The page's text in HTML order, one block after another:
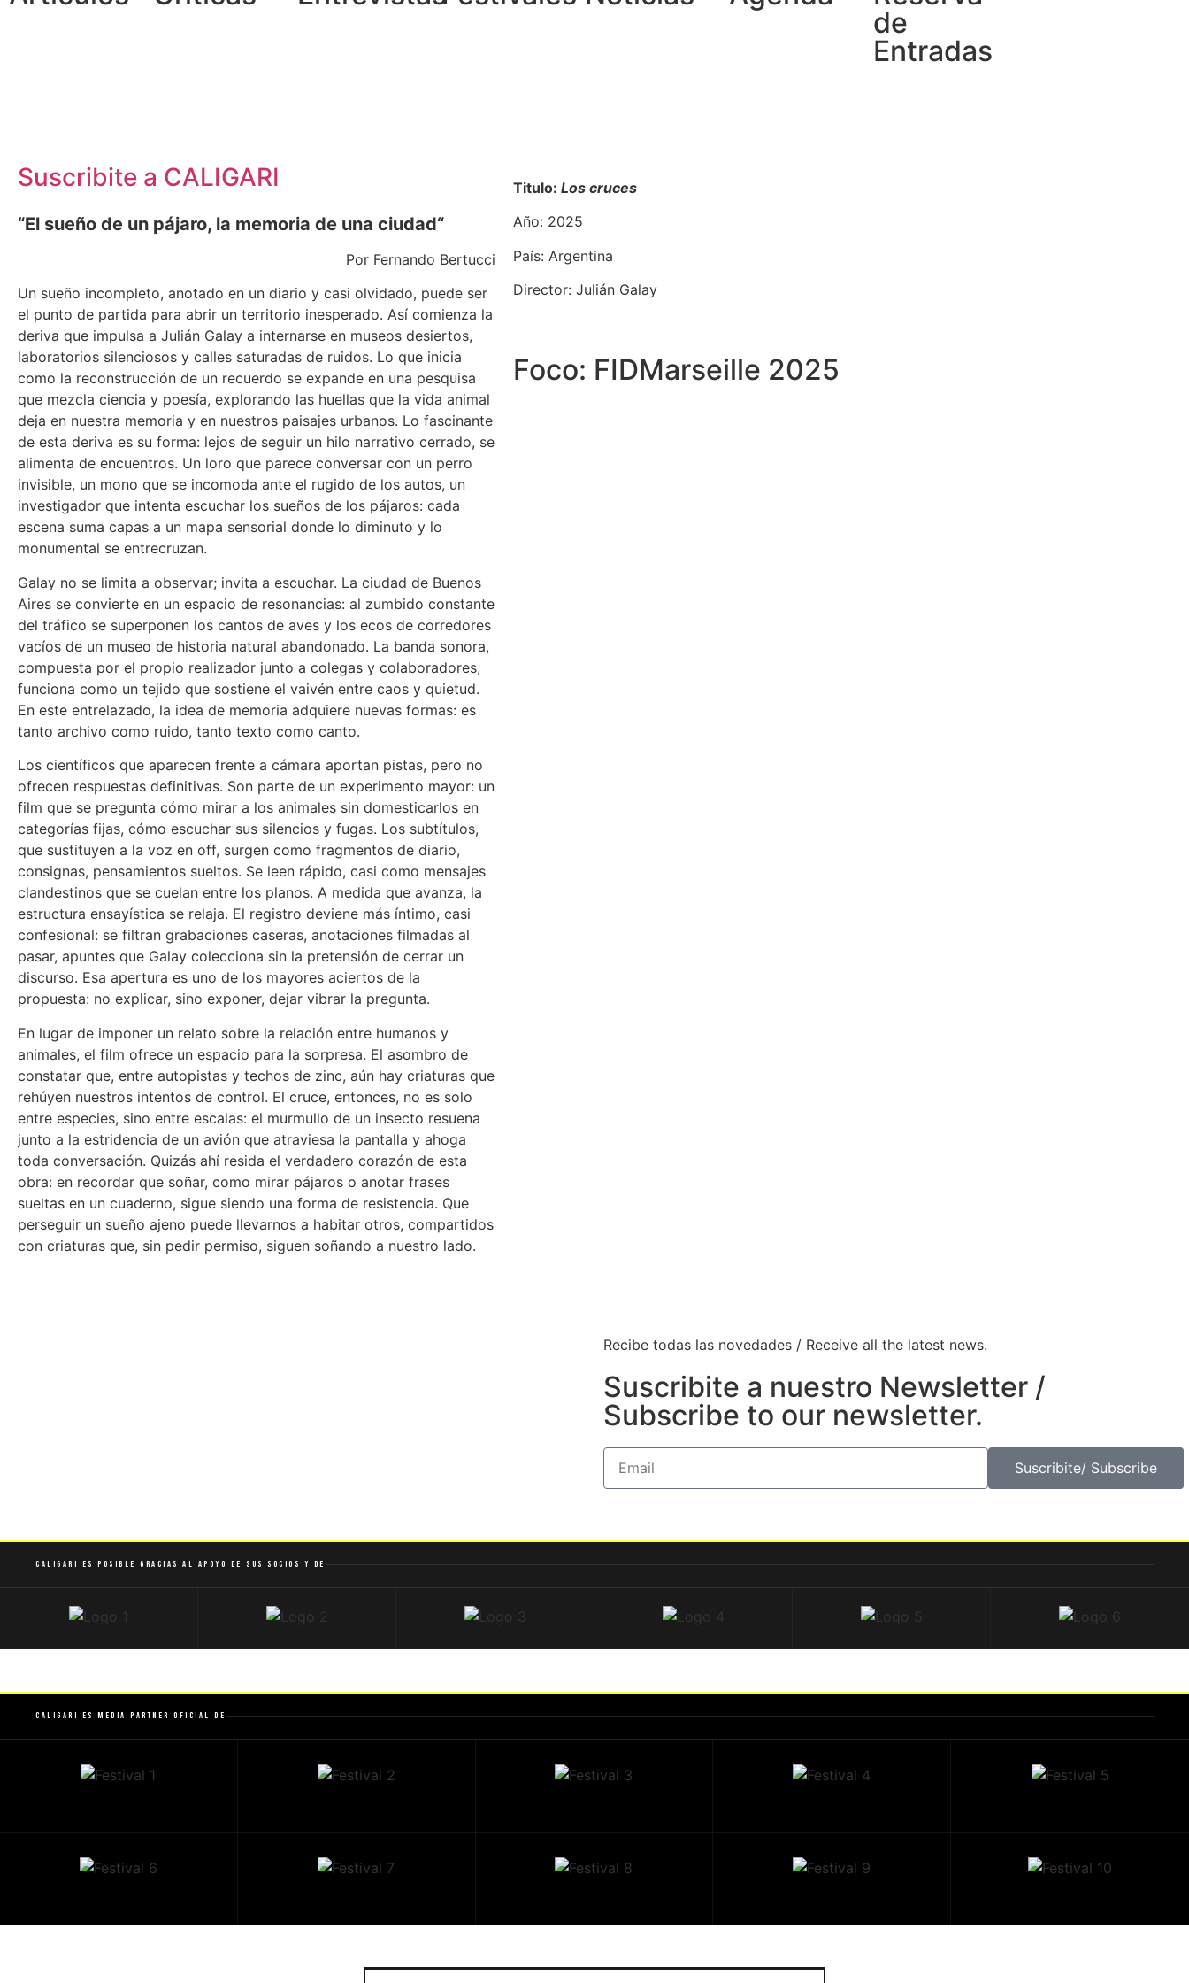
de
Entradas
Suscribite a CALIGARI
“El sueño de un pájaro, la memoria de una ciudad“
Por Fernando Bertucci
Un sueño incompleto, anotado en un diario y casi olvidado, puede ser
el punto de partida para abrir un territorio inesperado. Así comienza la
deriva que impulsa a Julián Galay a internarse en museos desiertos,
laboratorios silenciosos y calles saturadas de ruidos. Lo que inicia
como la reconstrucción de un recuerdo se expande en una pesquisa
que mezcla ciencia y poesía, explorando las huellas que la vida animal
deja en nuestra memoria y en nuestros paisajes urbanos. Lo fascinante
de esta deriva es su forma: lejos de seguir un hilo narrativo cerrado, se
alimenta de encuentros. Un loro que parece conversar con un perro
invisible, un mono que se incomoda ante el rugido de los autos, un
investigador que intenta escuchar los sueños de los pájaros: cada
escena suma capas a un mapa sensorial donde lo diminuto y lo
monumental se entrecruzan.
Galay no se limita a observar; invita a escuchar. La ciudad de Buenos
Aires se convierte en un espacio de resonancias: al zumbido constante
del tráfico se superponen los cantos de aves y los ecos de corredores
vacíos de un museo de historia natural abandonado. La banda sonora,
compuesta por el propio realizador junto a colegas y colaboradores,
funciona como un tejido que sostiene el vaivén entre caos y quietud.
En este entrelazado, la idea de memoria adquiere nuevas formas: es
tanto archivo como ruido, tanto texto como canto.
Los científicos que aparecen frente a cámara aportan pistas, pero no
ofrecen respuestas definitivas. Son parte de un experimento mayor: un
film que se pregunta cómo mirar a los animales sin domesticarlos en
categorías fijas, cómo escuchar sus silencios y fugas. Los subtítulos,
que sustituyen a la voz en off, surgen como fragmentos de diario,
consignas, pensamientos sueltos. Se leen rápido, casi como mensajes
clandestinos que se cuelan entre los planos. A medida que avanza, la
estructura ensayística se relaja. El registro deviene más íntimo, casi
confesional: se filtran grabaciones caseras, anotaciones filmadas al
pasar, apuntes que Galay colecciona sin la pretensión de cerrar un
discurso. Esa apertura es uno de los mayores aciertos de la
propuesta: no explicar, sino exponer, dejar vibrar la pregunta.
En lugar de imponer un relato sobre la relación entre humanos y
animales, el film ofrece un espacio para la sorpresa. El asombro de
constatar que, entre autopistas y techos de zinc, aún hay criaturas que
rehúyen nuestros intentos de control. El cruce, entonces, no es solo
entre especies, sino entre escalas: el murmullo de un insecto resuena
junto a la estridencia de un avión que atraviesa la pantalla y ahoga
toda conversación. Quizás ahí resida el verdadero corazón de esta
obra: en recordar que soñar, como mirar pájaros o anotar frases
sueltas en un cuaderno, sigue siendo una forma de resistencia. Que
perseguir un sueño ajeno puede llevarnos a habitar otros, compartidos
con criaturas que, sin pedir permiso, siguen soñando a nuestro lado.
Titulo: Los cruces
Año: 2025
País: Argentina
Director: Julián Galay
Foco: FIDMarseille 2025
Recibe todas las novedades / Receive all the latest news.
Suscribite a nuestro Newsletter /
Subscribe to our newsletter.
Suscribite/ Subscribe
Caligari es posible gracias al apoyo de sus socios y de
Caligari es Media Partner Oficial de